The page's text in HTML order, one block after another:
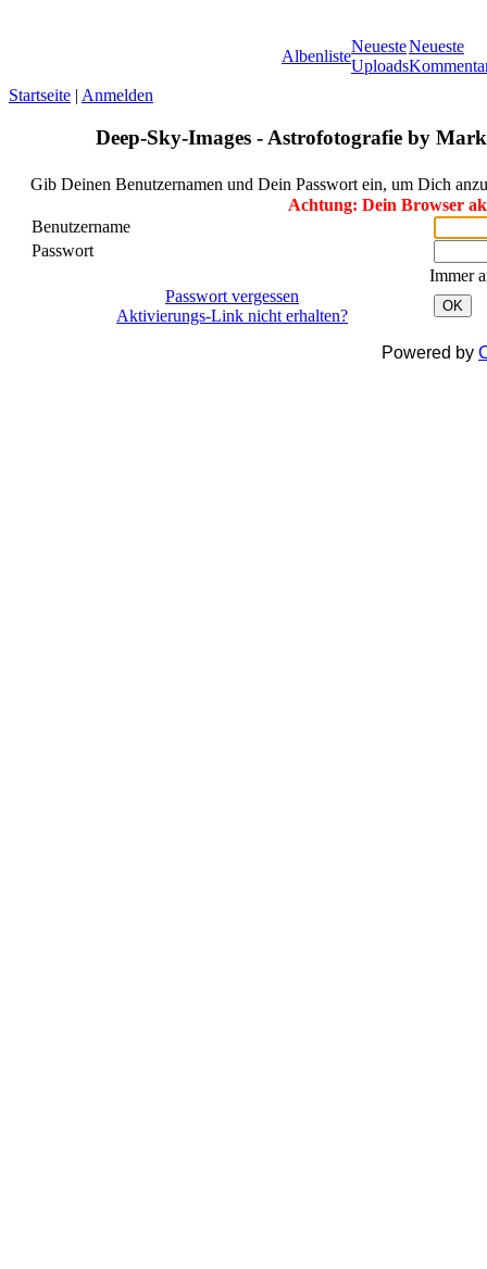
Albenliste
Neueste
Uploads
Neueste
Startseite | Anmelden
Deep-Sky-Images - Astrofotografie by
Gib Deinen Benutzernamen und Dein Passwort ein, um Dich
Achtung: Dein Browser
Benutzername
Passwort
Immer
Passwort vergessen
Aktivierungs-Link nicht erhalten?
OK
Powered by